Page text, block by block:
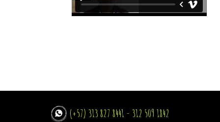
(+57) 313 827 8441 - 312 509 1842